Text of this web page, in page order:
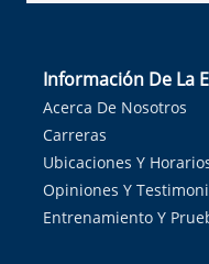
Información De La
Acerca De Nosotros
Carreras
Ubicaciones Y
Opiniones Y
Entrenamiento Y